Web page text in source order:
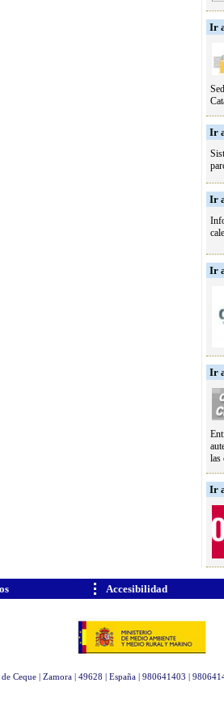
Ir
Ir
Ir
Ir
Ir
las
Ir
Accesibilidad
Ceque | Zamora | 49628 | España | 980641403 |